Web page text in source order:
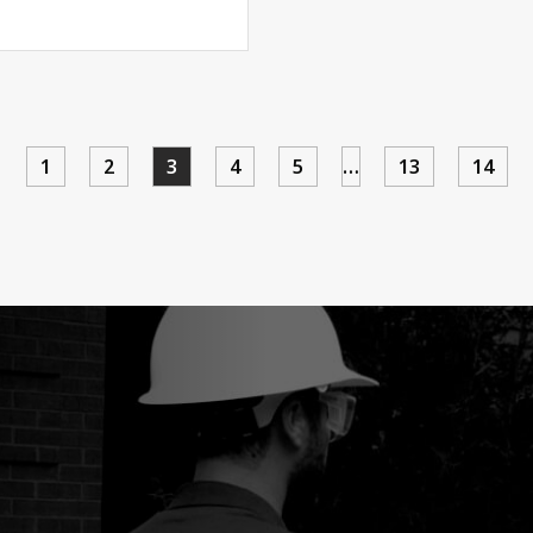
1 2 3 4 5 … 13 14